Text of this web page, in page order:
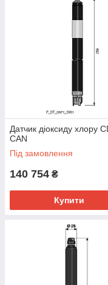
Датчик діоксиду хлору
CAN
Під замовлення
140 754 ₴
Купити